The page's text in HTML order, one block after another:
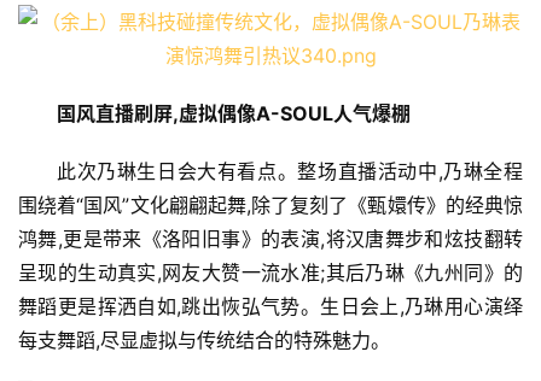
国风直播刷屏,虚拟偶像A-SOUL人气爆棚
此次乃琳生日会大有看点。整场直播活动中,乃琳全程
围绕着“国风”文化翩翩起舞,除了复刻了《甄嬛传》的经典惊
鸿舞,更是带来《洛阳旧事》的表演,将汉唐舞步和炫技翻转
呈现的生动真实,网友大赞一流水准;其后乃琳《九州同》的
舞蹈更是挥洒自如,跳出恢弘气势。生日会上,乃琳用心演绎
每支舞蹈,尽显虚拟与传统结合的特殊魅力。